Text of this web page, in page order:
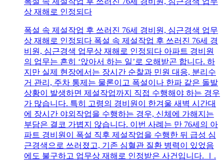
상 재해로 인정되다
폭설 속 제설작업 후 쓰러진 76세 경비원, 심근경색 업무
상 재해로 인정되다 폭설 속 제설작업 후 쓰러진 76세 경
비원, 심근경색 업무상 재해로 인정되다 아파트 경비원
의 업무는 흔히 ‘앉아서 하는 일’로 오해받곤 합니다. 하
지만 실제 현장에서는 장시간 순찰과 민원 대응, 분리수
거 관리, 주차 통제는 물론이고 폭설이나 한파 같은 돌발
상황이 발생하면 제설작업까지 직접 수행해야 하는 경우
가 많습니다. 특히 고령의 경비원이 한겨울 새벽 시간대
에 장시간 야외작업을 수행하는 경우, 신체에 가해지는
부담은 결코 가볍지 않습니다. 이번 사례는 만 76세의 아
파트 경비원이 폭설 직후 제설작업을 수행한 뒤 급성 심
근경색으로 쓰러졌고, 기존 심혈관 질환 병력이 있었음
에도 불구하고 업무상 재해로 인정받은 사건입니다. Ⅰ.